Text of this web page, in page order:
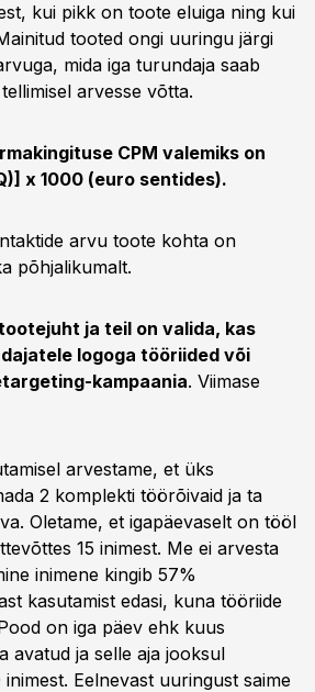
kui pikk on toote eluiga ning kui
tooted ongi uuringu järgi
mida iga turundaja saab
arvesse võtta.
CPM valemiks on
x 1000 (euro sentides).
arvu toote kohta on
põhjalikumalt.
ja teil on valida, kas
logoga tööriided või
kampaania. Viimase
arvestame, et üks
2 komplekti töörõivaid ja ta
Oletame, et igapäevaselt on tööl
15 inimest. Me ei arvesta
inimene kingib 57%
kasutamist edasi, kuna tööriide
on iga päev ehk kuus
avatud ja selle aja jooksul
Eelnevast uuringust saime